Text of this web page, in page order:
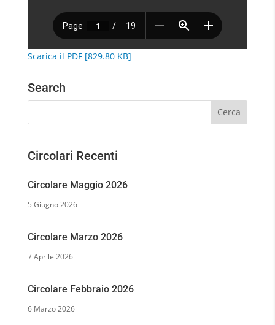
Scarica il PDF [829.80 KB]
Search
Circolari Recenti
Circolare Maggio 2026
5 Giugno 2026
Circolare Marzo 2026
7 Aprile 2026
Circolare Febbraio 2026
6 Marzo 2026